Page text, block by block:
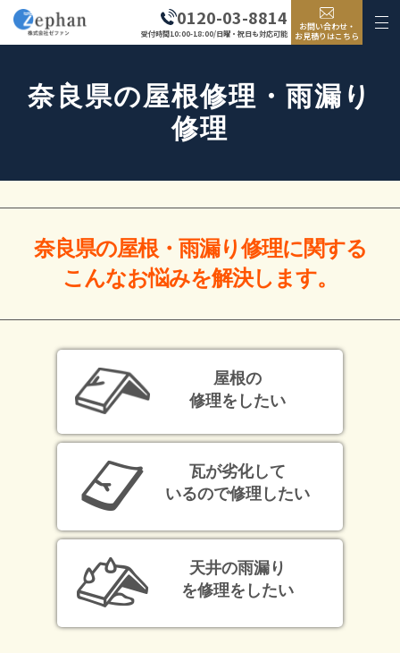
0120-03-8814
受付時間10:00-18:00/日曜・祝日も対応可能
お問い合わせ・
お見積りはこちら
奈良県の屋根修理・雨漏り
修理
奈良県の屋根・雨漏り修理に関する
こんなお悩みを解決します。
屋根の
修理をしたい
瓦が劣化して
いるので修理したい
天井の雨漏り
を修理をしたい